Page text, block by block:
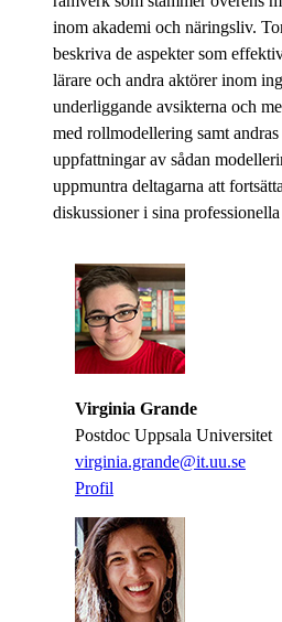
inom akademi och näringsliv.
beskriva de aspekter som
lärare och andra aktörer inom
underliggande avsikterna och
med rollmodellering samt
uppfattningar av sådan
uppmuntra deltagarna att
diskussioner i sina professionella
Virginia Grande
Postdoc Uppsala Universitet
​​​​​​​virginia.grande@it.uu.se
​​​​​​​Profil